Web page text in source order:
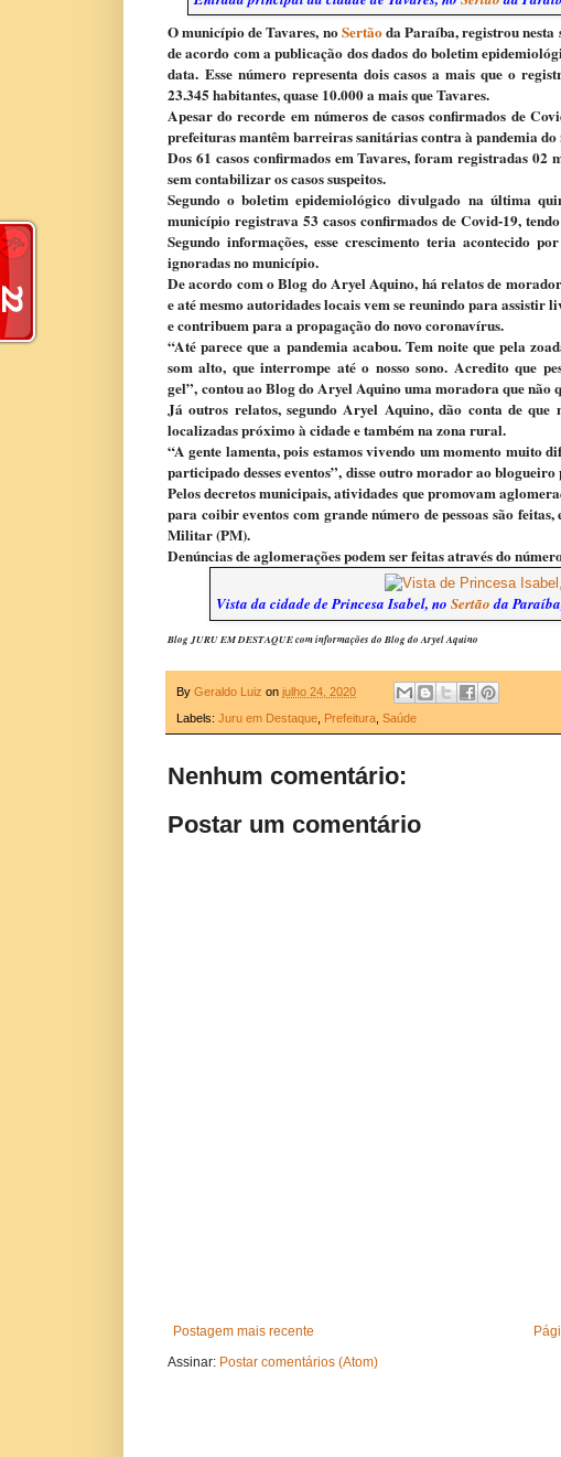
O município de Tavares, noSertãoda Paraíba, registrou nesta
de acordo com a publicação dos dados do boletim
data. Esse número representa dois casos a mais que o
23.345 habitantes, quase 10.000 a mais que Tavares.
Apesar do recorde em números de casos confirmados de
prefeituras mantêm barreiras sanitárias contra à pandemia do
Dos 61 casos confirmados em Tavares, foram registradas
sem contabilizar os casos suspeitos.
Segundo o boletim epidemiológico divulgado na última
município registrava 53 casos confirmados de Covid-19,
Segundo informações, esse crescimento teria acontecido
ignoradas no município.
De acordo com o Blog do Aryel Aquino, há relatos de
e até mesmo autoridades locais vem se reunindo para assistir
e contribuem para a propagação do novo coronavírus.
“Até parece que a pandemia acabou. Tem noite que pela
som alto, que interrompe até o nosso sono. Acredito que
gel”, contou ao Blog do Aryel Aquino uma moradora que não
Já outros relatos, segundo Aryel Aquino, dão conta de que
localizadas próximo à cidade e também na zona rural.
“A gente lamenta, pois estamos vivendo um momento muito
participado desses eventos”, disse outro morador ao
Pelos decretos municipais, atividades que promovam
para coibir eventos com grande número de pessoas são
Militar (PM).
Denúncias de aglomerações podem ser feitas através do
Vista da cidade de Princesa Isabel, no Sertãoda
Blog JURU EM DESTAQUE com informações do Blog do Aryel Aquino
By Geraldo Luiz on julho 24, 2020
Labels: Juru em Destaque Prefeitura Saúde
Nenhum comentário:
Postar um comentário
Postagem mais recente
Assinar: Postar comentários (Atom)